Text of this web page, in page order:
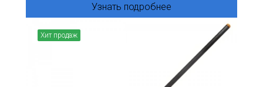
Узнать подробнее
Хит продаж